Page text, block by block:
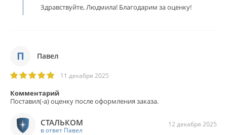
Здравствуйте, Людмила! Благодарим за оценку!
П Павел
11 декабря 2025
Комментарий
Поставил(-а) оценку после оформления заказа.
12 декабря 2025
СТАЛЬКОМ
в ответ Павел